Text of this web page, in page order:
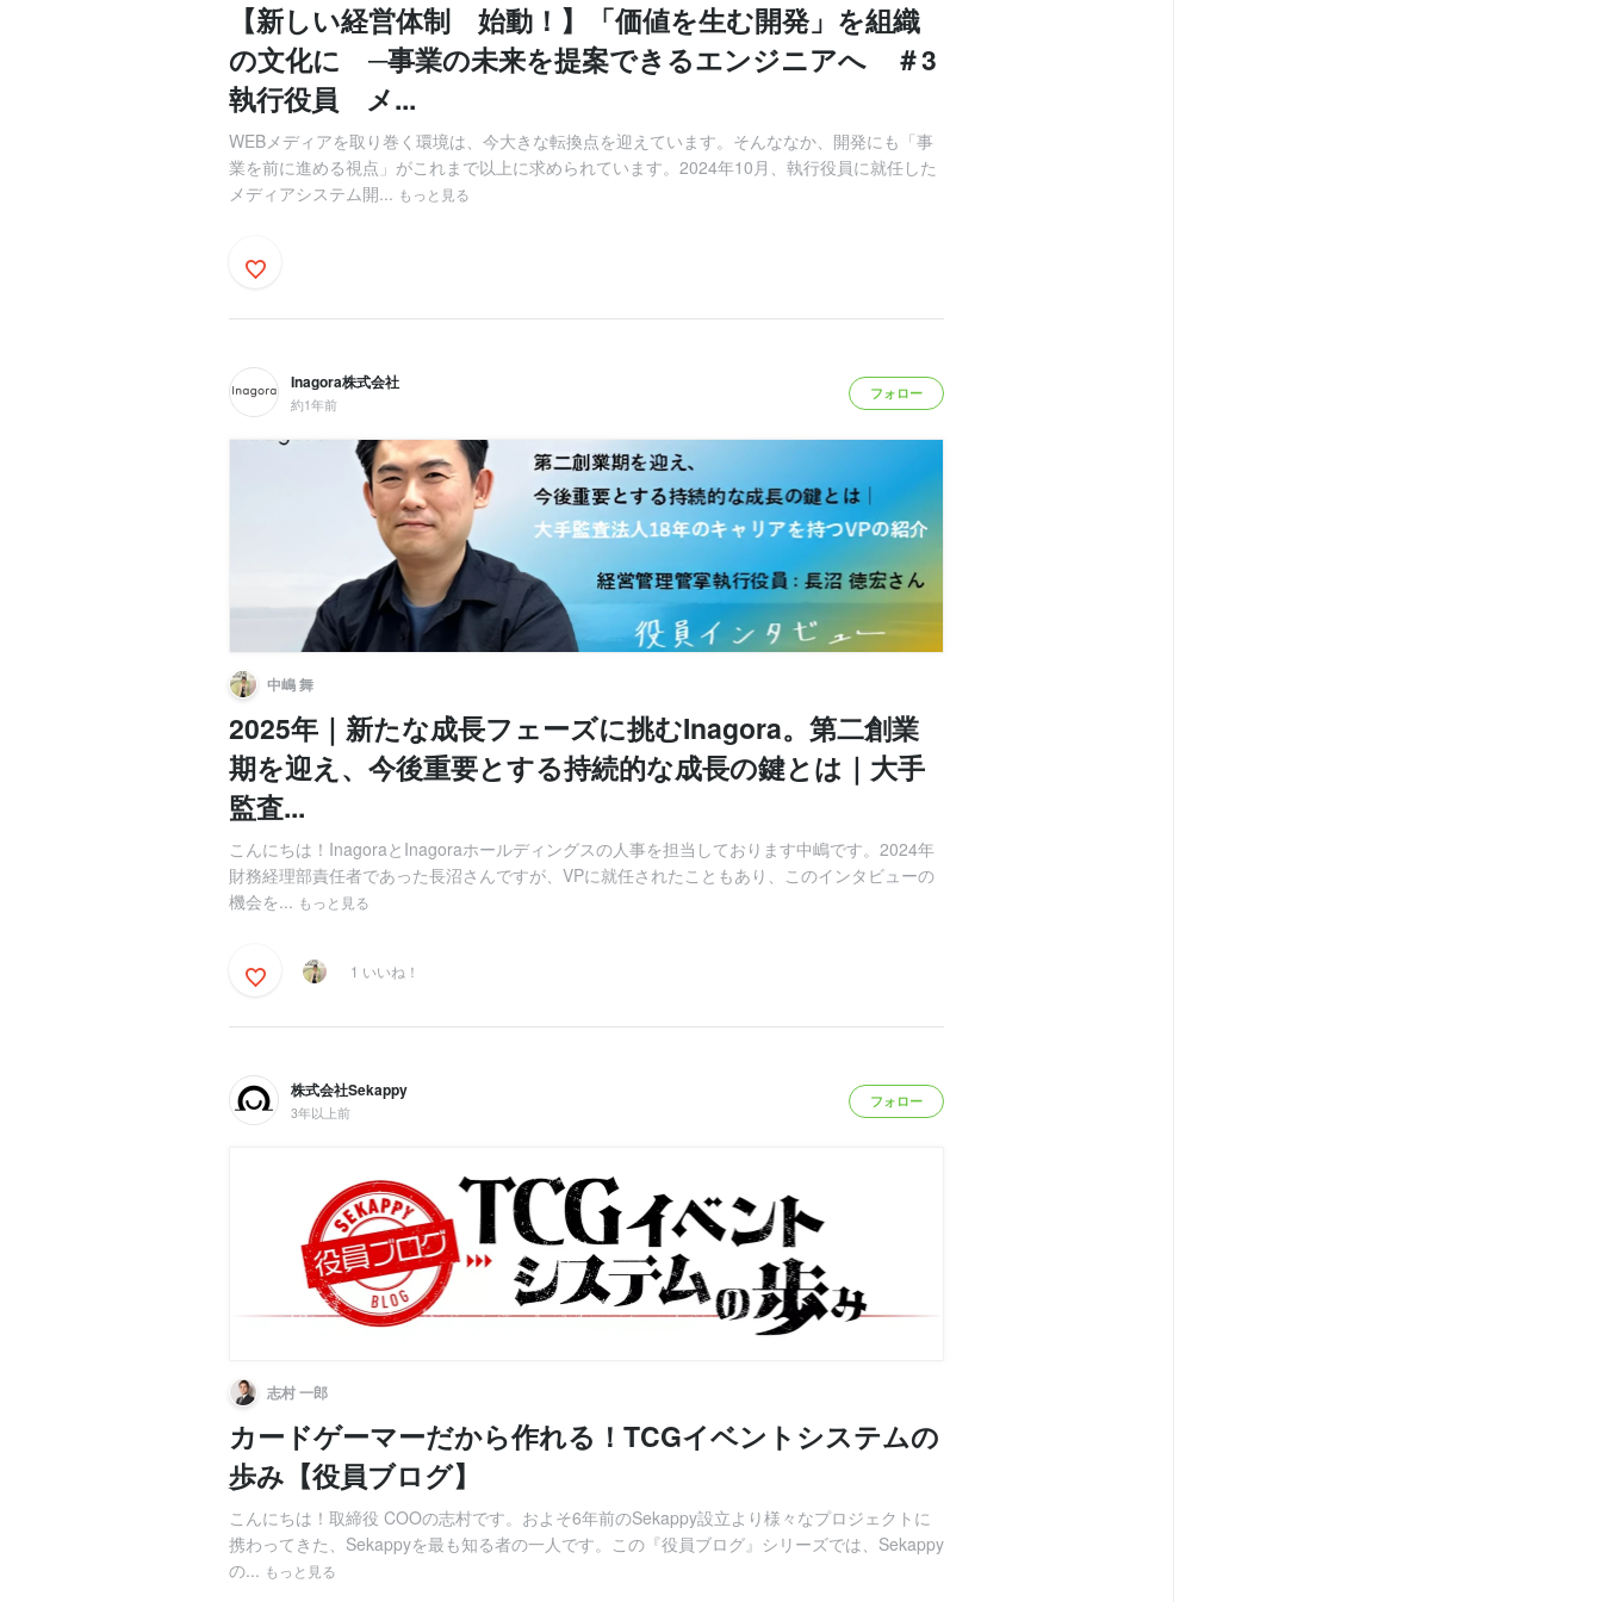
【新しい経営体制 始動！】「価値を生む開発」を組織
の文化に ─事業の未来を提案できるエンジニアへ ＃3
執行役員 メ...
WEBメディアを取り巻く環境は、今大きな転換点を迎えています。そんななか、開発にも「事
業を前に進める視点」がこれまで以上に求められています。2024年10月、執行役員に就任した
メディアシステム開... もっと見る
Inagora株式会社
約1年前
フォロー
中嶋 舞
2025年｜新たな成長フェーズに挑むInagora。第二創業
期を迎え、今後重要とする持続的な成長の鍵とは｜大手
監査...
こんにちは！InagoraとInagoraホールディングスの人事を担当しております中嶋です。2024年
財務経理部責任者であった長沼さんですが、VPに就任されたこともあり、このインタビューの
機会を... もっと見る
1 いいね！
株式会社Sekappy
3年以上前
フォロー
志村 一郎
カードゲーマーだから作れる！TCGイベントシステムの
歩み【役員ブログ】
こんにちは！取締役 COOの志村です。およそ6年前のSekappy設立より様々なプロジェクトに
携わってきた、Sekappyを最も知る者の一人です。この『役員ブログ』シリーズでは、Sekappy
の... もっと見る